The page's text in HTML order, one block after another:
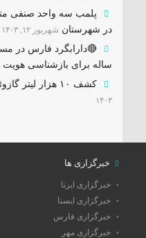
پلمب سه واحد صنفی
در شهرستان شهریور ۱۲, ۱۴۰۳
ساله برای بازشناسی هویت
کشف ۱۰ هزار لیتر گازوئیل قاچاق در داراب
۱۴۰۳
خبرگزاری ها
خبرگزاری ایرنا
خبرگزاری ایسنا
خبرگزاری فارس
خبرگزاری مهر